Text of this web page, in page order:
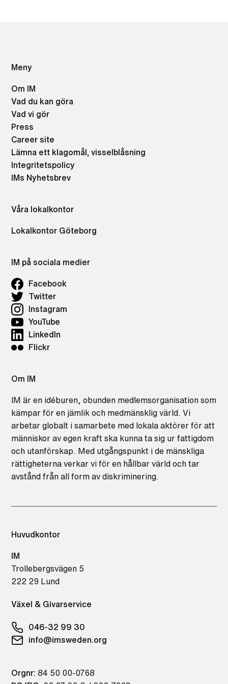
Meny
Om IM
Vad du kan göra
Vad vi gör
Press
Career site
Lämna ett klagomål, visselblåsning
Integritetspolicy
IMs Nyhetsbrev
Våra lokalkontor
Lokalkontor Göteborg
IM på sociala medier
Facebook
Twitter
Instagram
YouTube
LinkedIn
Flickr
Om IM
IM är en idéburen, obunden medlemsorganisation som
kämpar för en jämlik och medmänsklig värld. Vi
arbetar globalt i samarbete med lokala aktörer för att
människor av egen kraft ska kunna ta sig ur fattigdom
och utanförskap. Med utgångspunkt i de mänskliga
rättigheterna verkar vi för en hållbar värld och tar
avstånd från all form av diskriminering.
Huvudkontor
IM
Trollebergsvägen 5
222 29 Lund
Växel & Givarservice
046-32 99 30
info@imsweden.org
Orgnr: 84 50 00-0768